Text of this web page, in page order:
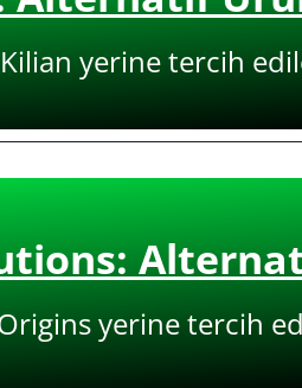
yerine tercih
yerine tercih